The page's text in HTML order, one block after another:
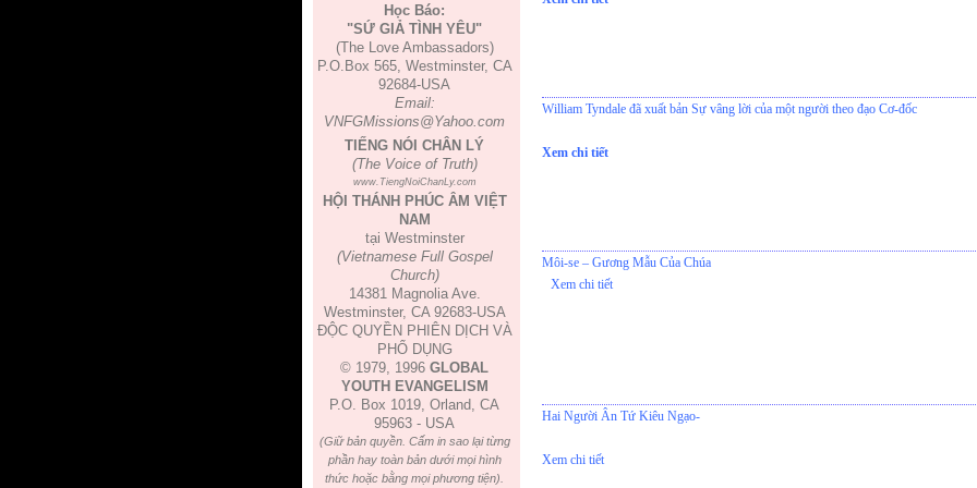
Học Báo:
"SỨ GIẢ TÌNH YÊU"
(The Love Ambassadors)
P.O.Box 565, Westminster, CA
92684-USA
Email:
VNFGMissions@Yahoo.com
TIẾNG NÓI CHÂN LÝ
(The Voice of Truth)
www.TiengNoiChanLy.com
HỘI THÁNH PHÚC ÂM VIỆT
NAM
tại Westminster
(Vietnamese Full Gospel
Church)
14381 Magnolia Ave.
Westminster, CA 92683-USA
ĐỘC QUYỀN PHIÊN DỊCH VÀ
PHỔ DỤNG
© 1979, 1996 GLOBAL
YOUTH EVANGELISM
P.O. Box 1019, Orland, CA
95963 - USA
(Giữ bản quyền. Cấm in sao lại từng
phần hay toàn bản dưới mọi hình
thức hoặc bằng mọi phương tiện).
William Tyndale đã xuất bản Sự vâng lời của một người theo đạo Cơ-đốc
Xem chi tiết
Môi-se – Gương Mẫu Của Chúa
Xem chi tiết
Hai Người Ân Tứ Kiêu Ngạo-
Xem chi tiết